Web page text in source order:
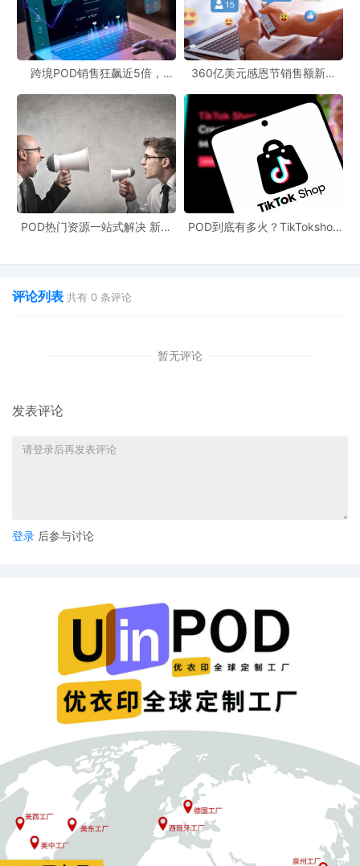
跨境POD销售狂飙近5倍，
360亿美元感恩节销售额新纪
新风潮！
POD热门资源一站式解决 新手
POD到底有多火？TikTokshop
评论列表 共有 0 条评论
暂无评论
发表评论
登录 后参与讨论